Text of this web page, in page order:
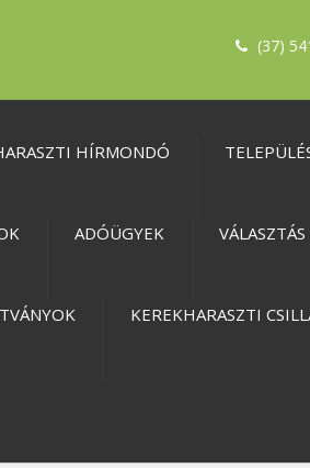
(37)
HÍRMONDÓ
ADÓÜGYEK
KEREKHARASZTI